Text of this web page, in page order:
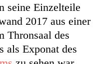
seine Einzelteile
2017 aus einer
Thronsaal des
als Exponat des